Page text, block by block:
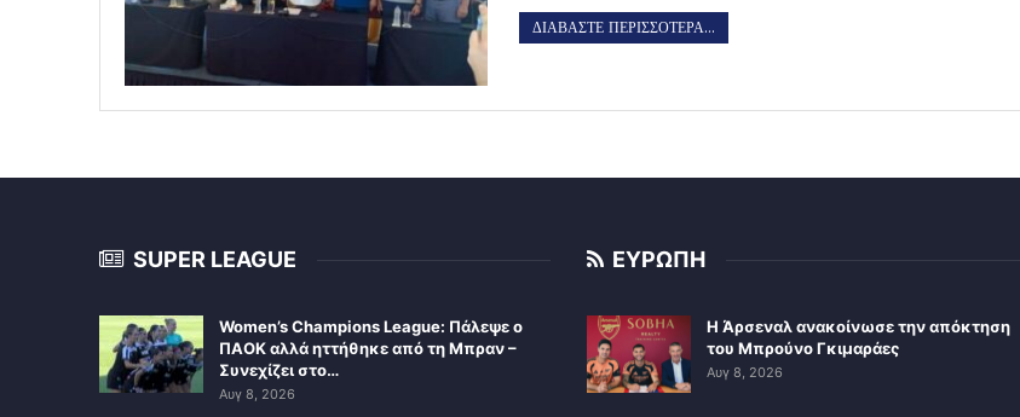
ΔΙΑΒΑΣΤΕ ΠΕΡΙΣΣΟΤΕΡΑ...
SUPER LEAGUE
Women’s Champions League: Πάλεψε ο
ΠΑΟΚ αλλά ηττήθηκε από τη Μπραν –
Συνεχίζει στο…
Αυγ 8, 2026
ΕΥΡΩΠΗ
Η Άρσεναλ ανακοίνωσε την απόκτηση
του Μπρούνο Γκιμαράες
Αυγ 8, 2026